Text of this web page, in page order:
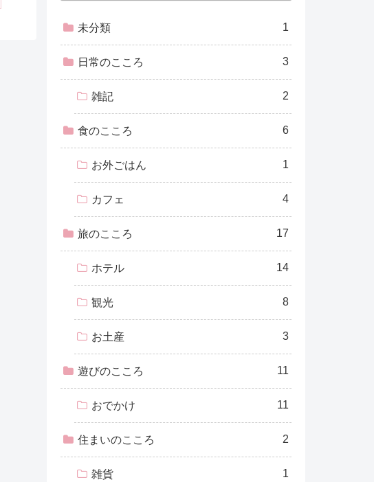
未分類 1
日常のこころ 3
雑記 2
食のこころ 6
お外ごはん 1
カフェ 4
旅のこころ 17
ホテル 14
観光 8
お土産 3
遊びのこころ 11
おでかけ 11
住まいのこころ 2
雑貨 1